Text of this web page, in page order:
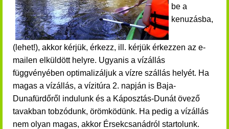
be a
kenuzásba,
(lehet!), akkor kérjük, érkezz, ill. kérjük érkezzen az e-
mailen elküldött helyre. Ugyanis a vízállás
függvényében optimalizáljuk a vízre szállás helyét. Ha
magas a vízállás, a vízitúra 2. napján is Baja-
Dunafürdőről indulunk és a Káposztás-Dunát övező
tavakban tobzódunk, örömködünk. Ha pedig a vízállás
nem olyan magas, akkor Érsekcsanádról startolunk.